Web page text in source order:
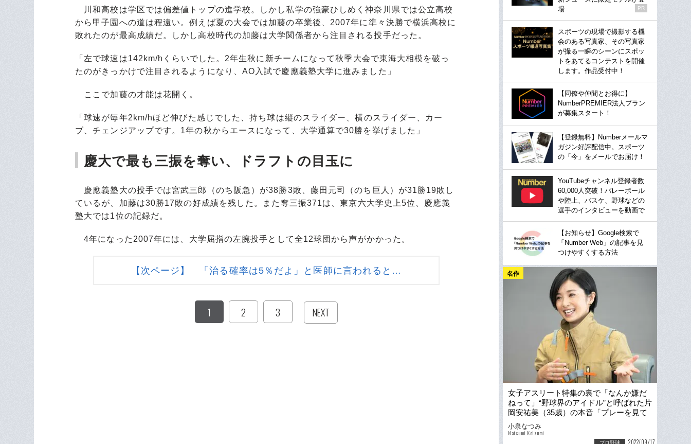
川和高校は学区では偏差値トップの進学校。しかし私学の強豪ひしめく神奈川県では公立高校
から甲子園への道は程遠い。例えば夏の大会では加藤の卒業後、2007年に準々決勝で横浜高校に
敗れたのが最高成績だ。しかし高校時代の加藤は大学関係者から注目される投手だった。
「左で球速は142km/hくらいでした。2年生秋に新チームになって秋季大会で東海大相模を破っ
たのがきっかけで注目されるようになり、AO入試で慶應義塾大学に進みました」
ここで加藤の才能は花開く。
「球速が毎年2km/hほど伸びた感じでした、持ち球は縦のスライダー、横のスライダー、カー
ブ、チェンジアップです。1年の秋からエースになって、大学通算で30勝を挙げました」
慶大で最も三振を奪い、ドラフトの目玉に
慶應義塾大の投手では宮武三郎（のち阪急）が38勝3敗、藤田元司（のち巨人）が31勝19敗し
ているが、加藤は30勝17敗の好成績を残した。また奪三振371は、東京六大学史上5位、慶應義
塾大では1位の記録だ。
4年になった2007年には、大学屈指の左腕投手として全12球団から声がかかった。
【次ページ】 「治る確率は5％だよ」と医師に言われると…
1 2 3 NEXT
場
PR
スポーツの現場で撮影する機
会のある写真家、その写真家
が撮る一瞬のシーンにスポッ
トをあてるコンテストを開催
します。作品受付中！
【同僚や仲間とお得に】
NumberPREMIER法人プラン
が募集スタート！
【登録無料】Numberメールマ
ガジン好評配信中。スポーツ
の「今」をメールでお届け！
YouTubeチャンネル登録者数
60,000人突破！バレーボール
や陸上、バスケ、野球などの
選手のインタビューを動画で
【お知らせ】Google検索で
「Number Web」の記事を見
つけやすくする方法
名作
女子アスリート特集の裏で「なんか嫌だ
ねって」“野球界のアイドル”と呼ばれた片
岡安祐美（35歳）の本音「プレーを見て
ほしかった」
小泉なつみ
Natsumi Koizumi
プロ野球 2022/09/17